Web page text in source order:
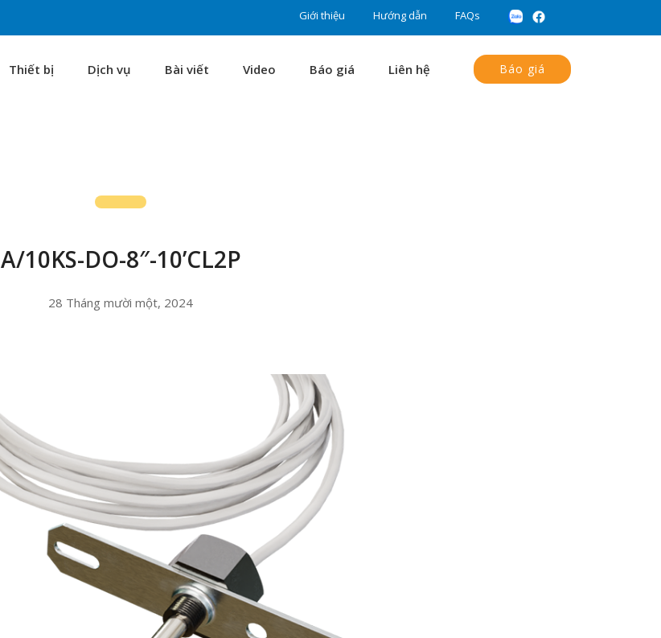
Giới thiệu Hướng dẫn FAQs
Thiết bị Dịch vụ Bài viết Video Báo giá Liên hệ Báo giá
A/10KS-DO-8″-10’CL2P
28 Tháng mười một, 2024